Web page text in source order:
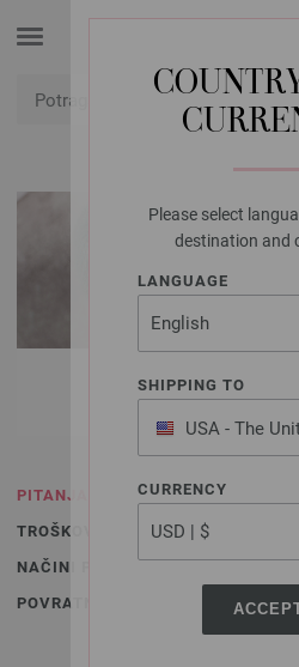
Please select
destination and
LANGUAGE
SHIPPING TO
USA - The
of America
CURRENCY
PITANJA I
PITANJA I ODGOVORI
TROŠKOVI ISPORUKE
NAČINI PLAĆANJA
POVRATNE POŠILJKE